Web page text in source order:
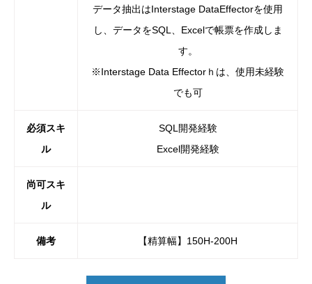
データ抽出はInterstage DataEffectorを使用
し、データをSQL、Excelで帳票を作成しま
す。
※Interstage Data Effectorｈは、使用未経験
でも可
必須スキ
ル
SQL開発経験
Excel開発経験
尚可スキ
ル
備考 【精算幅】150H-200H